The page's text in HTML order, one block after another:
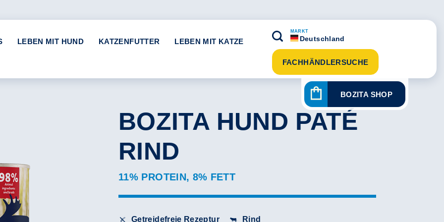
BOZITA SHOP
LEBEN MIT HUND KATZENFUTTER
LEBEN MIT KATZE
MARKT
Deutschland
FACHHÄNDLERSUCHE
BOZITA HUND PATÉ
RIND
11% PROTEIN, 8% FETT
Getreidefreie Rezeptur Rind